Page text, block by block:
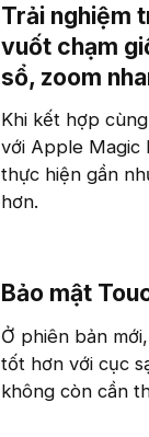
Trải nghiệm
vuốt chạm
sổ, zoom
Khi kết hợp
với Apple Magic
thực hiện gần
hơn.
Bảo mật
Ở phiên bản
tốt hơn với cục
không còn cần